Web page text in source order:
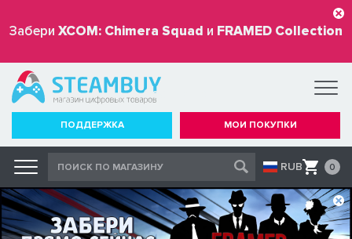
Забери XCOM: Chimera Squad и FRAMED Collection
бесплатно
ПОДДЕРЖКА МОИ ПОКУПКИ
RUB 0